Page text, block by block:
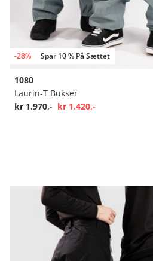
-28% Spar 10 % På Sættet
1080
Laurin-T Bukser
kr 1.970,- kr 1.420,-